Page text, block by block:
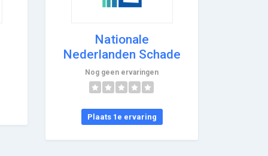
Nationale
Nederlanden Schade
Nog geen ervaringen
Plaats 1e ervaring